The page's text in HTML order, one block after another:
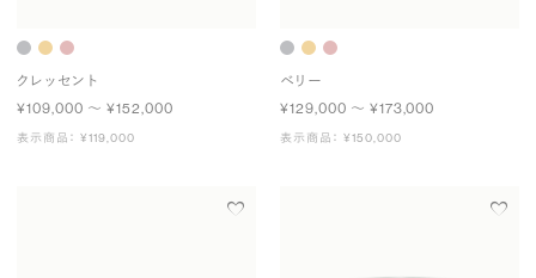
クレッセント
¥109,000 〜 ¥152,000
表示商品： ¥119,000
ベリー
¥129,000 〜 ¥173,000
表示商品： ¥150,000